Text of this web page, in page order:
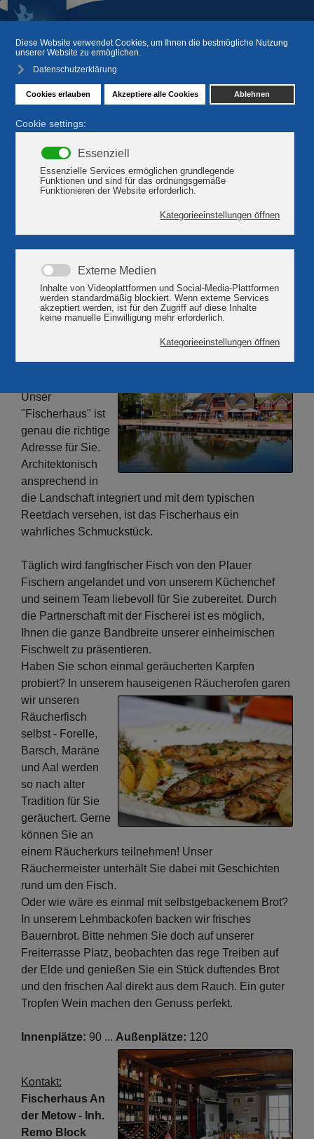
Gastronomie am Plauer See
Fischerhaus An der Metow
{multithumb}Sie suchen einheimische Gerichte,
familiäre
Unser
"Fischerhaus" ist
genau die richtige
Adresse für Sie.
Architektonisch
ansprechend in
die Landschaft integriert und mit dem typischen
Reetdach versehen, ist das Fischerhaus ein
wahrliches Schmuckstück.
Täglich wird fangfrischer Fisch von den Plauer
Fischern angelandet und von unserem Küchenchef
und seinem Team liebevoll für Sie zubereitet. Durch
die Partnerschaft mit der Fischerei ist es möglich,
Ihnen die ganze Bandbreite unserer einheimischen
Fischwelt zu präsentieren.
Haben Sie schon einmal geräucherten Karpfen
probiert? In unserem hauseigenen Räucherofen garen
wir unseren
Räucherfisch
selbst - Forelle,
Barsch, Maräne
und Aal werden
so nach alter
Tradition für Sie
geräuchert. Gerne
können Sie an
einem Räucherkurs teilnehmen! Unser
Räuchermeister unterhält Sie dabei mit Geschichten
rund um den Fisch.
Oder wie wäre es einmal mit selbstgebackenem Brot?
In unserem Lehmbackofen backen wir frisches
Bauernbrot. Bitte nehmen Sie doch auf unserer
Freiterrasse Platz, beobachten das rege Treiben auf
der Elde und genießen Sie ein Stück duftendes Brot
und den frischen Aal direkt aus dem Rauch. Ein guter
Tropfen Wein machen den Genuss perfekt.
Innenplätze: 90 ... Außenplätze: 120
Kontakt:
Fischerhaus An
der Metow - Inh.
Remo Block